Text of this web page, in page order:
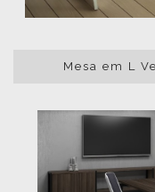
Mesa em L